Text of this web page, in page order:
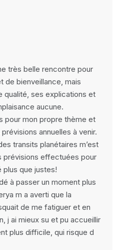
très belle rencontre pour
de bienveillance, mais
qualité, ses explications et
aucune.
pour mon propre thème et
annuelles à venir.
transits planétaires m’est
prévisions effectuées pour
plus que justes!
à passer un moment plus
m a averti que la
de me fatiguer et en
j ai mieux su et pu accueillir
plus difficile, qui risque d